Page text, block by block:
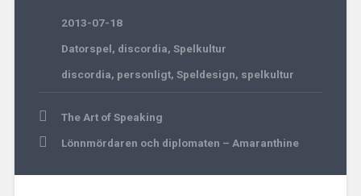
2013-07-18
Datorspel, discordia, Spelkultur
discordia, personligt, Speldesign, spelkultur
PostThe Art of Speaking
Lönnmördaren och diplomaten – Amaranthine